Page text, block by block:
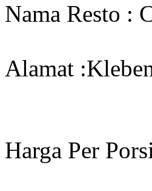
Nama Resto :
Alamat
Harga Per